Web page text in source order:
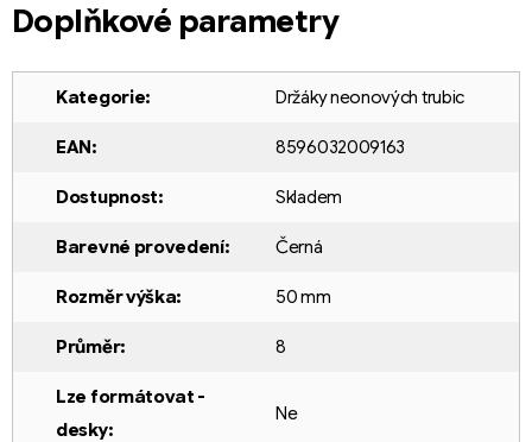
Doplňkové parametry
Kategorie: Držáky neonových trubic
EAN: 8596032009163
Dostupnost: Skladem
Barevné provedení: Černá
Rozměr výška: 50 mm
Průměr: 8
Lze formátovat -
desky:
Ne